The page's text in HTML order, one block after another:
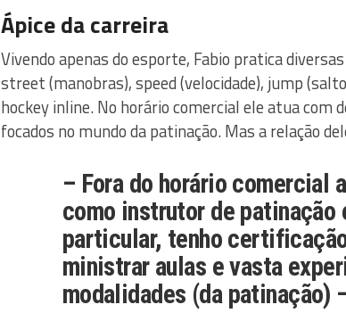
Ápice da carreira
Vivendo apenas do esporte, Fabio pratica
street (manobras), speed (velocidade), jump
hockey inline. No horário comercial ele atua com
focados no mundo da patinação. Mas a relação
– Fora do horário comercial
como instrutor de patinação
particular, tenho
ministrar aulas e vasta
modalidades (da patinação)